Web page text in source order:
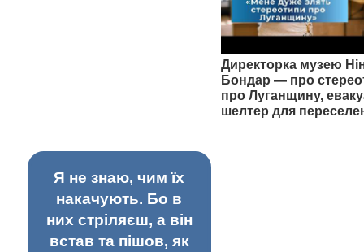
Директорка музею
Бондар — про
про Луганщину,
шелтер для
Я не знаю, чим їх
накачують. Бо в
них стріляєш, а він
встав та пішов, як